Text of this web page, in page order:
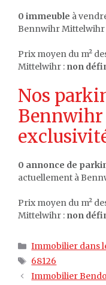
0 immeuble à
Bennwihr Mittelwihr
Prix moyen du m²
Mittelwihr : non
Nos
0 annonce de
actuellement à
Prix moyen du m²
Mittelwihr : non
Catégories
Immobilier dans
Étiquettes
68126
Immobilier